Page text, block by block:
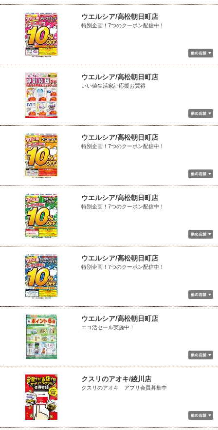
ウエルシア/高松朝日町店
特別企画！7つのクーポン配信中！
ウエルシア/高松朝日町店
いい値生活家計応援お買得
ウエルシア/高松朝日町店
特別企画！7つのクーポン配信中！
ウエルシア/高松朝日町店
特別企画！7つのクーポン配信中！
ウエルシア/高松朝日町店
特別企画！7つのクーポン配信中！
ウエルシア/高松朝日町店
エコ活セール実施中！
クスリのアオキ/綾川店
クスリのアオキ アプリ会員募集中